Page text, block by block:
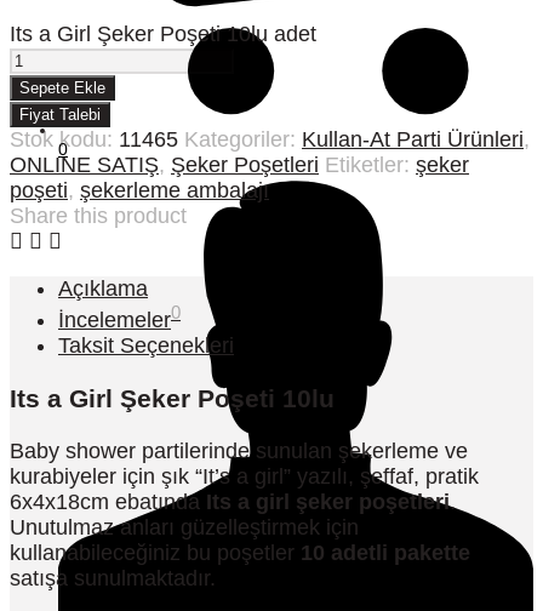
0
Its a Girl Şeker Poşeti 10lu adet
Sepete Ekle
Fiyat Talebi
Stok kodu: 11465 Kategoriler: Kullan-At Parti Ürünleri,
ONLINE SATIŞ, Şeker Poşetleri Etiketler: şeker
poşeti, şekerleme ambalajı
Share this product
Açıklama
İncelemeler0
Taksit Seçenekleri
Its a Girl Şeker Poşeti 10lu
Baby shower partilerinde sunulan şekerleme ve
kurabiyeler için şık “It’s a girl” yazılı, şeffaf, pratik
6x4x18cm ebatında Its a girl şeker poşetleri.
Unutulmaz anları güzelleştirmek için
kullanabileceğiniz bu poşetler 10 adetli pakette
satışa sunulmaktadır.